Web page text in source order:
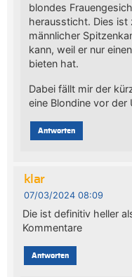
blondes
heraussticht. Dies ist
männlicher
kann, weil er nur
bieten hat.
Dabei fällt mir der
eine Blondine vor
Antworten
klar
07/03/2024 08:09
Die ist definitiv heller
Kommentare
Antworten